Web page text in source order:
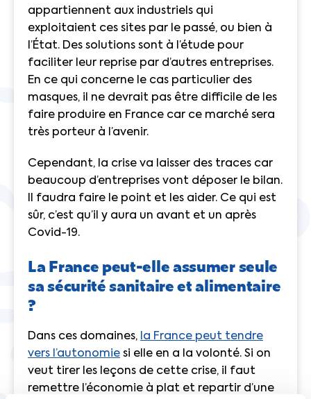
appartiennent aux industriels qui
exploitaient ces sites par le passé, ou bien à
l’État. Des solutions sont à l’étude pour
faciliter leur reprise par d’autres entreprises.
En ce qui concerne le cas particulier des
masques, il ne devrait pas être difficile de les
faire produire en France car ce marché sera
très porteur à l’avenir.
Cependant, la crise va laisser des traces car
beaucoup d’entreprises vont déposer le bilan.
Il faudra faire le point et les aider. Ce qui est
sûr, c’est qu’il y aura un avant et un après
Covid-19.
La France peut-elle assumer seule
sa sécurité sanitaire et alimentaire
?
Dans ces domaines, la France peut tendre
vers l’autonomie si elle en a la volonté. Si on
veut tirer les leçons de cette crise, il faut
remettre l’économie à plat et repartir d’une